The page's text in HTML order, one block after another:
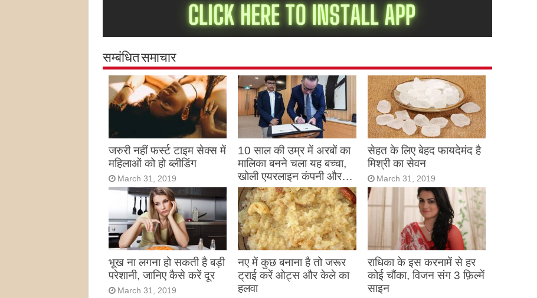
सम्बंधित समाचार
जरुरी नहीं फर्स्ट टाइम सेक्स में
महिलाओं को हो ब्लीडिंग
March 31, 2019
10 साल की उम्र में अरबों का
मालिका बनने चला यह बच्चा,
खोली एयरलाइन कंपनी और…
March 31, 2019
सेहत के लिए बेहद फायदेमंद है
मिश्री का सेवन
March 31, 2019
भूख ना लगना हो सकती है बड़ी
परेशानी, जानिए कैसे करें दूर
March 31, 2019
नए में कुछ बनाना है तो जरूर
ट्राई करें ओट्स और केले का
हलवा
राधिका के इस करनामें से हर
कोई चौंका, विजन संग 3 फ़िल्में
साइन